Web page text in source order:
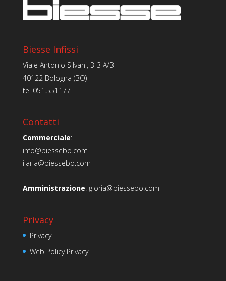
Biesse Infissi
Viale Antonio Silvani, 3-3 A/B
40122 Bologna (BO)
tel 051.551177
Contatti
Commerciale:
info@biessebo.com
ilaria@biessebo.com
Amministrazione: gloria@biessebo.com
Privacy
Privacy
Web Policy Privacy